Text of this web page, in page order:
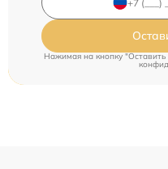
Нажимая на кнопку "Оставить